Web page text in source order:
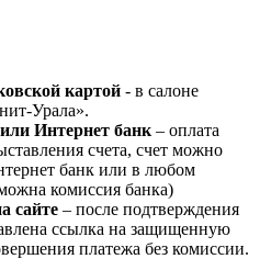
картой - в салоне
Урала».
Интернет банк – оплата
счета, счет можно
банк или в любом
комиссия банка)
сайте – после подтверждения
ссылка на защищенную
платежа без комиссии.